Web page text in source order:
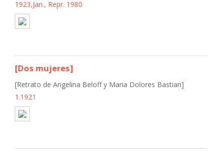
1923,Jan., Repr. 1980
[Dos mujeres]
[Retrato de Angelina Beloff y Maria Dolores Bastian]
1.1921